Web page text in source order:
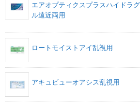
エアオプティクスプラスハイドラ
ル遠近両用
ロートモイストアイ乱視用
アキュビューオアシス乱視用